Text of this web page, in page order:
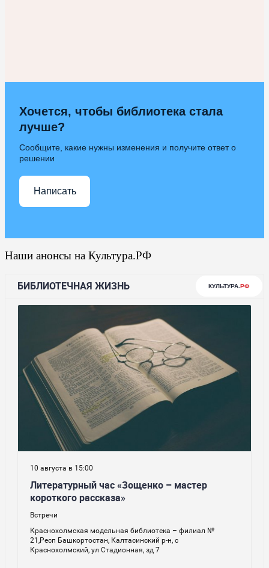
Хочется, чтобы библиотека стала
лучше?
Сообщите, какие нужны изменения и получите ответ о
решении
Написать
Наши анонсы на Культура.РФ